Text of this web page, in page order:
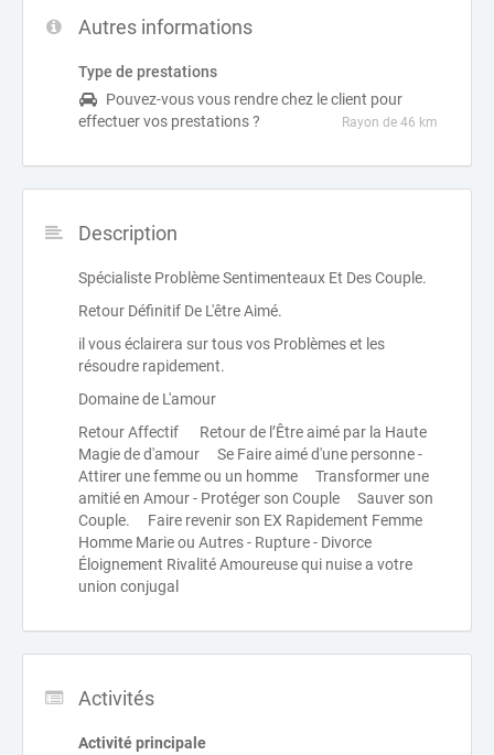
Autres informations
Type de prestations
Pouvez-vous vous rendre chez le client pour
effectuer vos prestations ?
Rayon de 46 km
Description
Spécialiste Problème Sentimenteaux Et Des Couple.
Retour Définitif De L'être Aimé.
il vous éclairera sur tous vos Problèmes et les
résoudre rapidement.
Domaine de L'amour
Retour Affectif Retour de l’Être aimé par la Haute
Magie de d'amour Se Faire aimé d'une personne -
Attirer une femme ou un homme Transformer une
amitié en Amour - Protéger son Couple Sauver son
Couple. Faire revenir son EX Rapidement Femme
Homme Marie ou Autres - Rupture - Divorce
Éloignement Rivalité Amoureuse qui nuise a votre
union conjugal
Activités
Activité principale